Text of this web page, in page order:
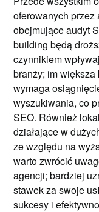
oferowanych przez
obejmujące audyt
building będą
czynnikiem
branży; im
wymaga
wyszukiwania, co
SEO. Również
działające w
ze względu na
warto zwrócić
agencji; bardziej
stawek za swoje
sukcesy i